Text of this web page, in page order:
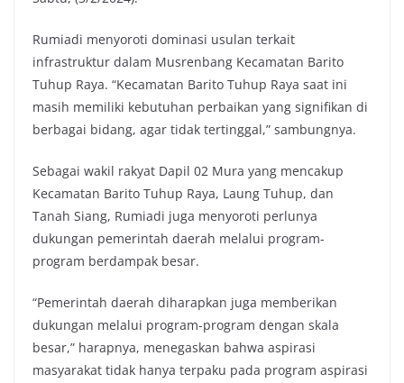
Rumiadi menyoroti dominasi usulan terkait
infrastruktur dalam Musrenbang Kecamatan Barito
Tuhup Raya. “Kecamatan Barito Tuhup Raya saat ini
masih memiliki kebutuhan perbaikan yang signifikan di
berbagai bidang, agar tidak tertinggal,” sambungnya.
Sebagai wakil rakyat Dapil 02 Mura yang mencakup
Kecamatan Barito Tuhup Raya, Laung Tuhup, dan
Tanah Siang, Rumiadi juga menyoroti perlunya
dukungan pemerintah daerah melalui program-
program berdampak besar.
“Pemerintah daerah diharapkan juga memberikan
dukungan melalui program-program dengan skala
besar,” harapnya, menegaskan bahwa aspirasi
masyarakat tidak hanya terpaku pada program aspirasi